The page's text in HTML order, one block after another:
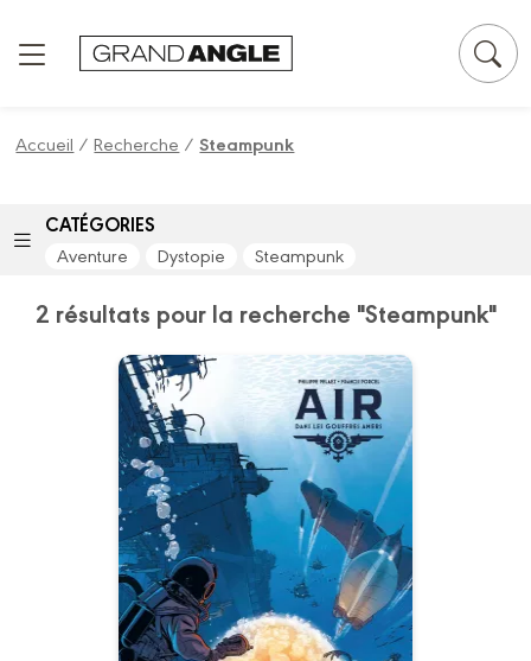
Accueil /Recherche /Steampunk
CATÉGORIES
Aventure Dystopie Steampunk
2 résultats pour la recherche "Steampunk"
AIR
Vol. 02/2
Date de parution :
11/09/2024
Qui contrôle l’air, contrôle
l’humanité...
Autres tomes